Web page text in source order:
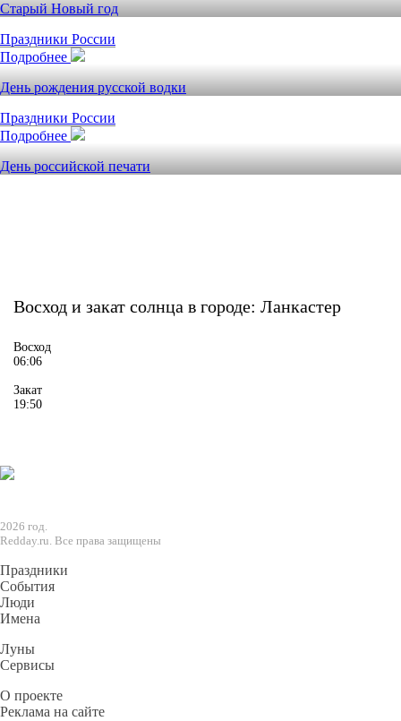
Старый Новый год
Праздники России
Подробнее
День рождения русской водки
Праздники России
Подробнее
День российской печати
Восход и закат солнца в городе: Ланкастер
Восход
06:06
Закат
19:50
2026 год.
Redday.ru. Все права защищены
Праздники
События
Люди
Имена
Луны
Сервисы
О проекте
Реклама на сайте